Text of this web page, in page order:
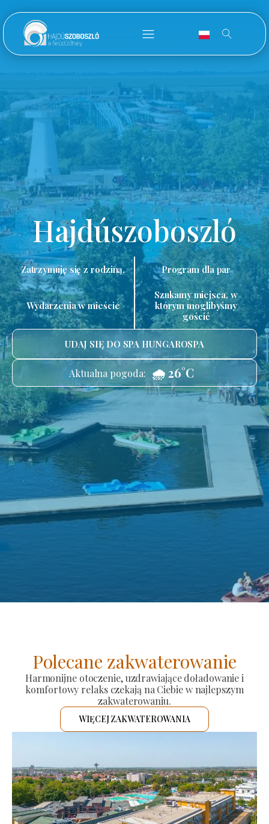
Hajdúszoboszló
Zatrzymuję się z rodziną. Program dla par
Wydarzenia w mieście
Szukamy miejsca, w
którym moglibyśmy
gościć
UDAJ SIĘ DO SPA HUNGAROSPA
Aktualna pogoda: 🌧️ 26°C
Polecane zakwaterowanie
Harmonijne otoczenie, uzdrawiające doładowanie i
komfortowy relaks czekają na Ciebie w najlepszym
zakwaterowaniu.
WIĘCEJ ZAKWATEROWANIA